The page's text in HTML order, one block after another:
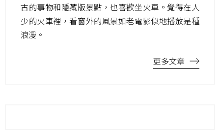
古的事物和隱藏版景點，也喜歡坐火車。覺得在人
少的火車裡，看窗外的風景如老電影似地播放是種
浪漫。
更多文章